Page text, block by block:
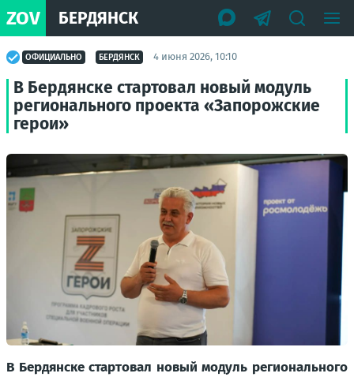
ZOV БЕРДЯНСК
ОФИЦИАЛЬНО БЕРДЯНСК 4 июня 2026, 10:10
В Бердянске стартовал новый модуль
регионального проекта «Запорожские
герои»
В Бердянске стартовал новый модуль регионального